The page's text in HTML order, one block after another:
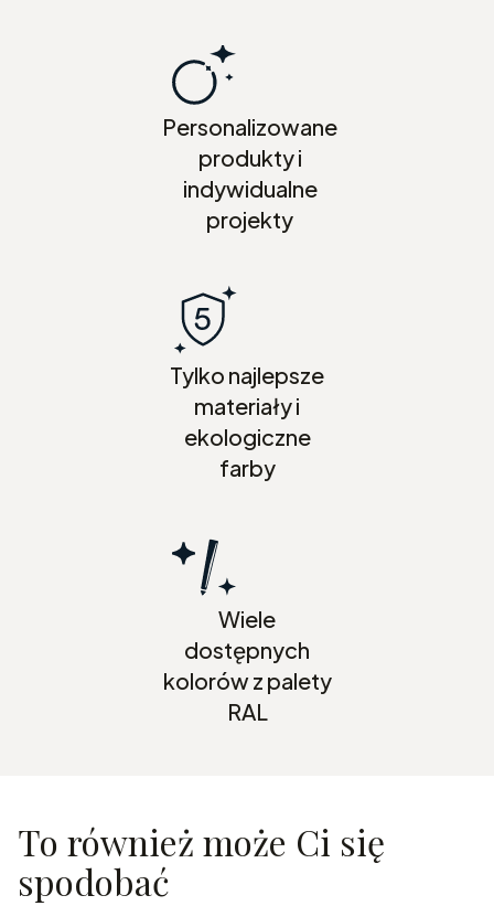
Personalizowane
produkty i
indywidualne
projekty
Tylko najlepsze
materiały i
ekologiczne
farby
Wiele
dostępnych
kolorów z palety
RAL
To również może Ci się
spodobać